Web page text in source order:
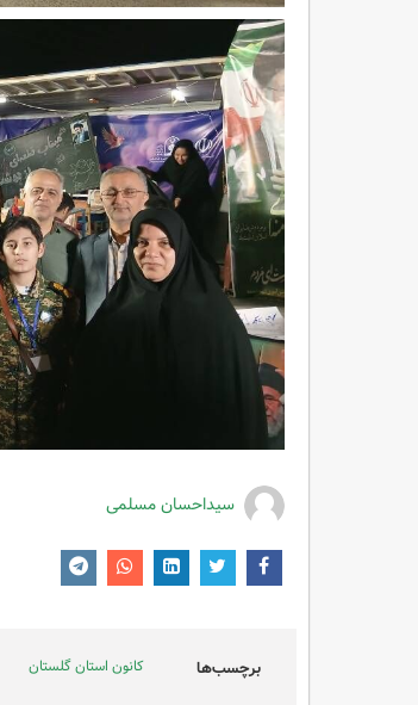
سیداحسان مسلمی
برچسب‌ها کانون استان گلستان